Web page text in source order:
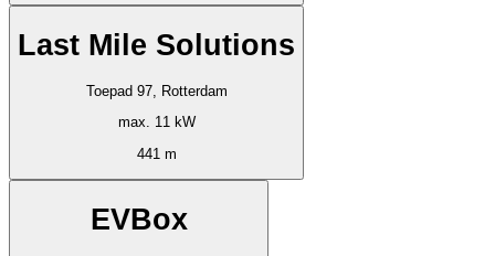
Last Mile Solutions
Toepad 97, Rotterdam
max. 11 kW
441 m
EVBox